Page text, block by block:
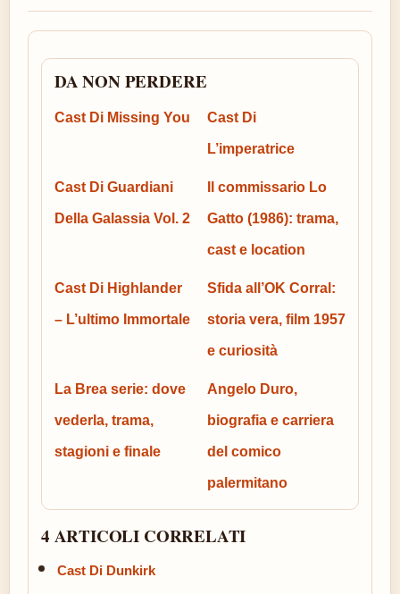
DA NON PERDERE
Cast Di Missing You Cast Di
L’imperatrice
Cast Di Guardiani
Della Galassia Vol. 2
Il commissario Lo
Gatto (1986): trama,
cast e location
Cast Di Highlander
– L’ultimo Immortale
Sfida all’OK Corral:
storia vera, film 1957
e curiosità
La Brea serie: dove
vederla, trama,
stagioni e finale
Angelo Duro,
biografia e carriera
del comico
palermitano
4 ARTICOLI CORRELATI
Cast Di Dunkirk